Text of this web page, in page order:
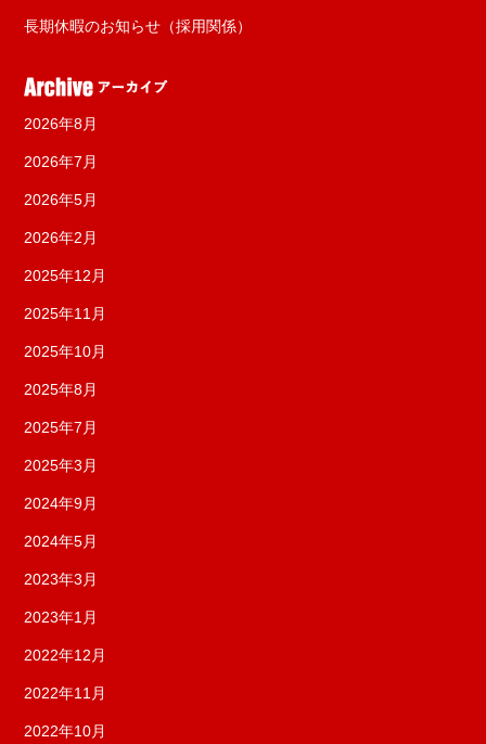
長期休暇のお知らせ（採用関係）
2026年8月
2026年7月
2026年5月
2026年2月
2025年12月
2025年11月
2025年10月
2025年8月
2025年7月
2025年3月
2024年9月
2024年5月
2023年3月
2023年1月
2022年12月
2022年11月
2022年10月